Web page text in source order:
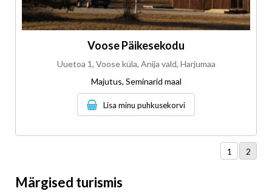
Voose Päikesekodu
Uuetoa 1, Voose küla, Anija vald, Harjumaa
Majutus, Seminarid maal
Lisa minu puhkusekorvi
1 2
Märgised turismis